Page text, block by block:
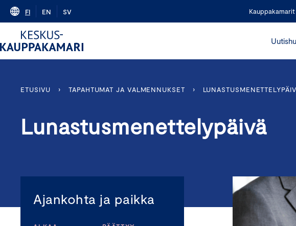
Skip
content
FI EN SV Kauppakamarit
ETUSIVU › TAPAHTUMAT JA VALMENNUKSET ›
Lunastusmenettelypäivä
Ajankohta ja paikka